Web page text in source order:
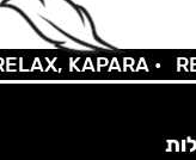
KAPARA •